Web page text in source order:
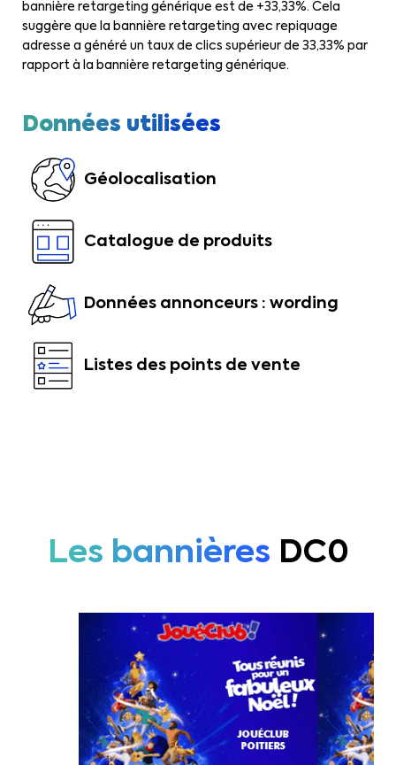
bannière retargeting générique est de +33,33%. Cela
suggère que la bannière retargeting avec repiquage
adresse a généré un taux de clics supérieur de 33,33% par
rapport à la bannière retargeting générique.
Données utilisées
Géolocalisation
Catalogue de produits
Données annonceurs : wording
Listes des points de vente
Les bannières DC0